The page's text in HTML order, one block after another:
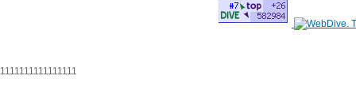
1111111111111111